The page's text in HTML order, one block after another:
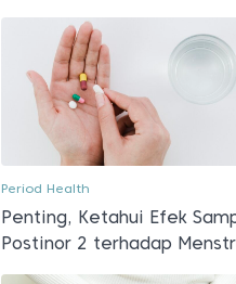
Period Health
Penting, Ketahui Efek
Postinor 2 terhadap